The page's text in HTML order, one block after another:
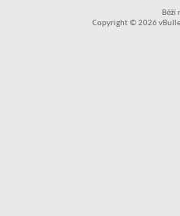
Běží
Copyright © 2026